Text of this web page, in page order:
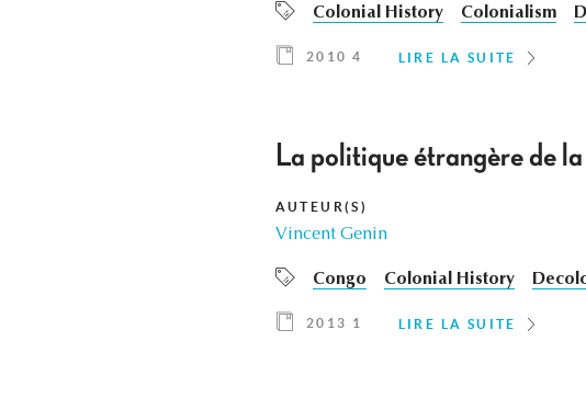
Colonial History Colonialism
2010 4 LIRE LA SUITE
La politique étrangère de
AUTEUR(S)
Vincent Genin
Congo Colonial History
2013 1 LIRE LA SUITE